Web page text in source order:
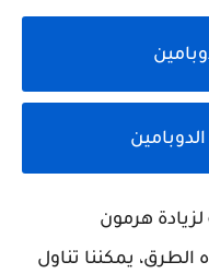
هرمون
يمكننا تناول